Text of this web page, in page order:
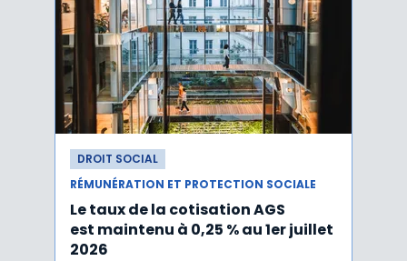
DROIT SOCIAL
RÉMUNÉRATION ET PROTECTION SOCIALE
Le taux de la cotisation AGS
est maintenu à 0,25 % au 1er juillet
2026